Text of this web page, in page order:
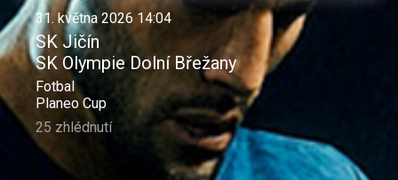
31. května 2026 14:04
SK Jičín
SK Olympie Dolní Břežany
Fotbal
Planeo Cup
25 zhlédnutí